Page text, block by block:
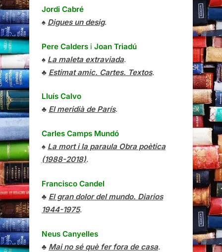
Jordi Cabré
♠ Digues un desig.
Pere Calders i Joan Triadú
♠ La maleta extraviada.
♣ Estimat amic. Cartes. Textos.
Lluís Calvo
♣ El meridià de París.
Carles Camps Mundó
♠ La mort i la paraula Obra poètica
(1988-2018).
Francisco Candel
♣ El gran dolor del mundo. Diarios
1944-1975.
Neus Canyelles
♣ Mai no sé què fer fora de casa.